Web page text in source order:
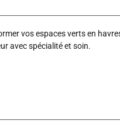
vos espaces verts en
avec spécialité et soin.